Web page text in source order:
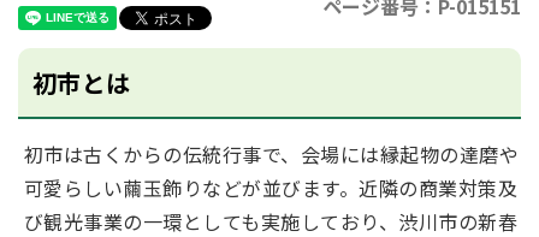
ページ番号：P-015151
初市とは
初市は古くからの伝統行事で、会場には縁起物の達磨や
可愛らしい繭玉飾りなどが並びます。近隣の商業対策及
び観光事業の一環としても実施しており、渋川市の新春